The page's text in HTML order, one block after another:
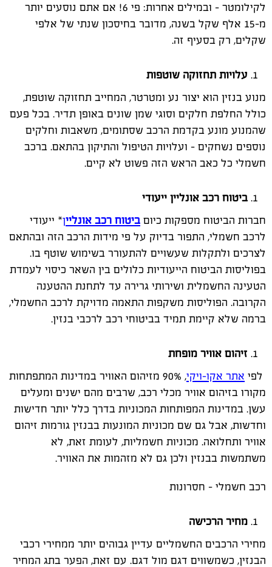
לקילומטר - ובמילים אחרות: פי 6! אם אתם נוסעים יותר
מ-15 אלף שקל בשנה, מדובר בחיסכון שנתי של אלפי
שקלים, רק בסעיף זה.
עלויות תחזוקה שוטפות
מנוע בנזין הוא יצור נע ומטרטר, המחייב תחזוקה שוטפת,
כולל החלפת חלקים וסוגי שמן שונים באופן תדיר. בכל פעם
שהמנוע מונע בקדמת הרכב שסתומים, משאבות וחלקים
נוספים נשחקים - ועלויות הטיפול והתיקון בהתאם. ברכב
חשמלי כל כאב הראש הזה פשוט לא קיים.
ביטוח רכב אונליין ייעודי
חברות הביטוח מספקות כיום ביטוח רכב אונליין* ייעודי
לרכב חשמלי, התפור בדיוק על פי מידות הרכב הזה ובהתאם
לצרכים ולתקלות שעשויים להתעורר בשימוש שוטף בו.
בפוליסות הביטוח הייעודיות כלולים בין השאר כיסוי לעמדת
הטעינה החשמלית ושירותי גרירה עד לתחנת ההטענה
הקרובה. הפוליסות משקפות התאמה מדויקת לרכב החשמלי,
ברמה שלא קיימת תמיד בביטוחי רכב לרכבי בנזין.
זיהום אוויר מופחת
לפי אתר אקו-ויקי
, 90% מזיהום האוויר במדינות המתפתחות
מקורו בזיהום אוויר מכלי רכב, שרבים מהם ישנים ומעלים
עשן. במדינות המפותחות המכוניות בדרך כלל יותר חדישות
וחדשות, אבל גם שם מכוניות המונעות בבנזין גורמות זיהום
אוויר ותחלואה. מכוניות חשמליות, לעומת זאת, לא
משתמשות בבנזין ולכן גם לא מזהמות את האוויר.
רכב חשמלי – חסרונות
מחיר הרכישה
מחירי הרכבים החשמליים עדיין גבוהים יותר ממחירי רכבי
הבנזין, כשמשווים דגם מול דגם. עם זאת, הפער בתג המחיר